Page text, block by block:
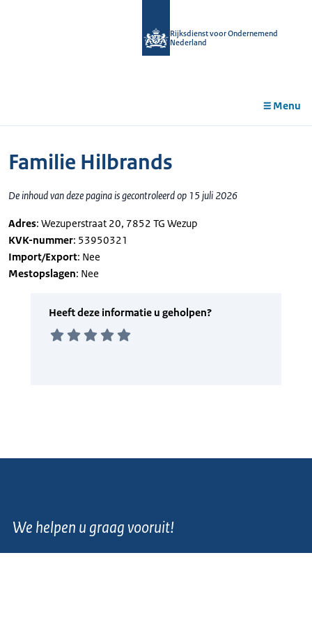
Rijksdienst voor Ondernemend
Nederland
Menu
Familie Hilbrands
De inhoud van deze pagina is gecontroleerd op 15 juli 2026
Adres: Wezuperstraat 20, 7852 TG Wezup
KVK-nummer: 53950321
Import/Export: Nee
Mestopslagen: Nee
We helpen u graag vooruit!